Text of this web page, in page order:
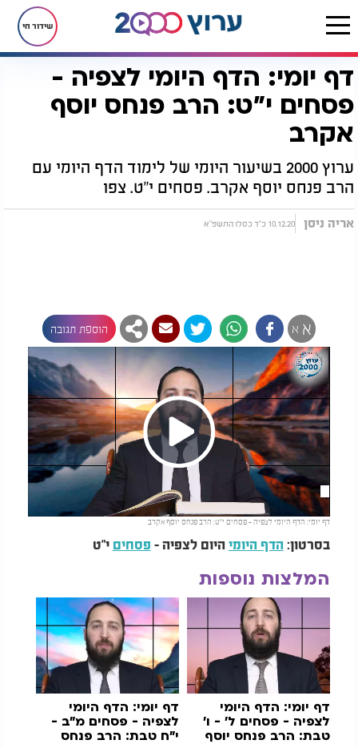
שידור חי
דף הבית הדף היומי מסכת פסחים דף יומי: הדף היומי לצפיה - פסחים י"ט: הרב פנחס יוסף אקרב
דף יומי: הדף היומי לצפיה -
פסחים י"ט: הרב פנחס יוסף
אקרב
ערוץ 2000 בשיעור היומי של לימוד הדף היומי עם
הרב פנחס יוסף אקרב. פסחים י"ט. צפו
אריה ניסן 10.12.20 כ"ד כסלו התשפ"א
א א הוספת תגובה
Play
Video
דף יומי: הדף היומי לצפיה - פסחים י"ט: הרב פנחס יוסף אקרב
בסרטון: הדף היומי היום לצפיה - פסחים י"ט
המלצות נוספות
דף יומי: הדף היומי
לצפיה - פסחים ל’ - ו’
טבת: הרב פנחס יוסף
דף יומי: הדף היומי
לצפיה - פסחים מ"ב -
י"ח טבת: הרב פנחס